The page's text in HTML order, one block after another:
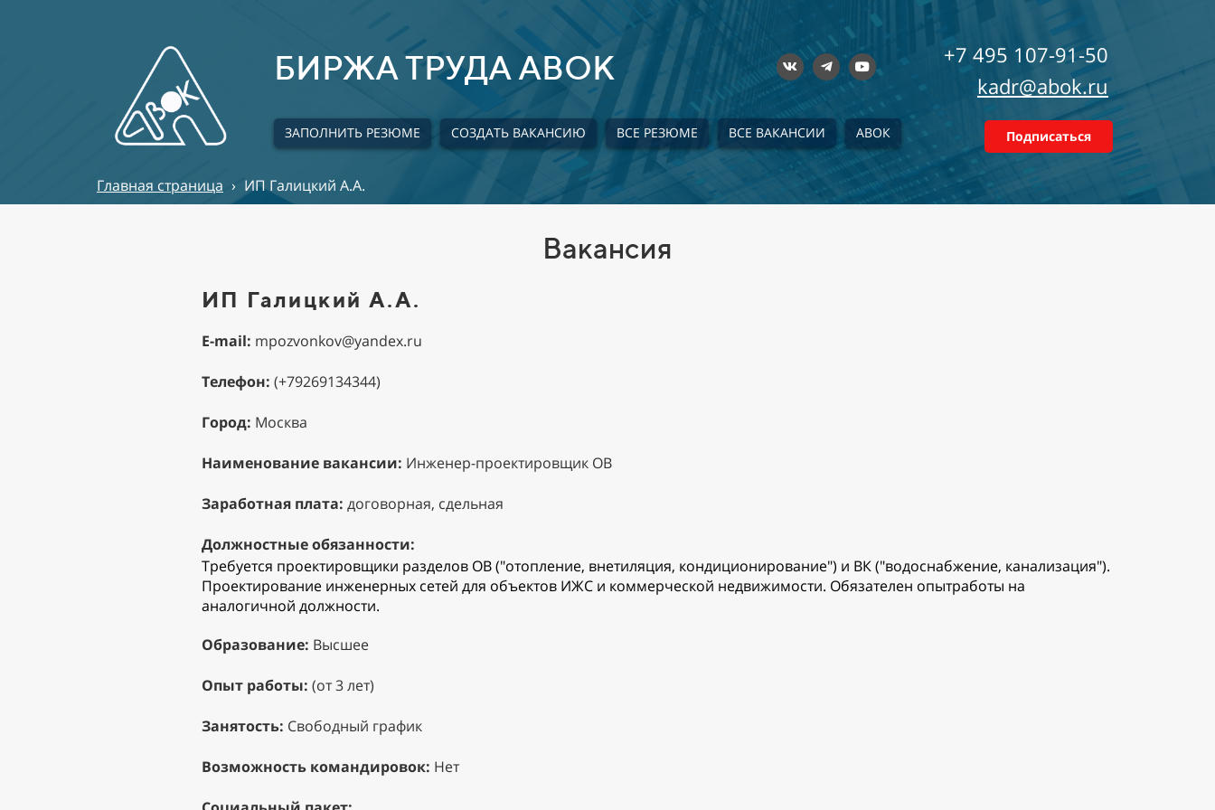
БИРЖА ТРУДА АВОК
ЗАПОЛНИТЬ РЕЗЮМЕ СОЗДАТЬ ВАКАНСИЮ ВСЕ РЕЗЮМЕ ВСЕ ВАКАНСИИ АВОК
+7 495 107-91-50
kadr@abok.ru
Подписаться
Главная страница › ИП Галицкий А.А.
Вакансия
ИП Галицкий А.А.
E-mail: mpozvonkov@yandex.ru
Телефон: (+79269134344)
Город: Москва
Наименование вакансии: Инженер-проектировщик ОВ
Заработная плата: договорная, сдельная
Должностные обязанности:
Требуется проектировщики разделов ОВ ("отопление, внетиляция, кондиционирование") и ВК ("водоснабжение, канализация").
Проектирование инженерных сетей для объектов ИЖС и коммерческой недвижимости. Обязателен опытработы на
аналогичной должности.
Образование: Высшее
Опыт работы: (от 3 лет)
Занятость: Свободный график
Возможность командировок: Нет